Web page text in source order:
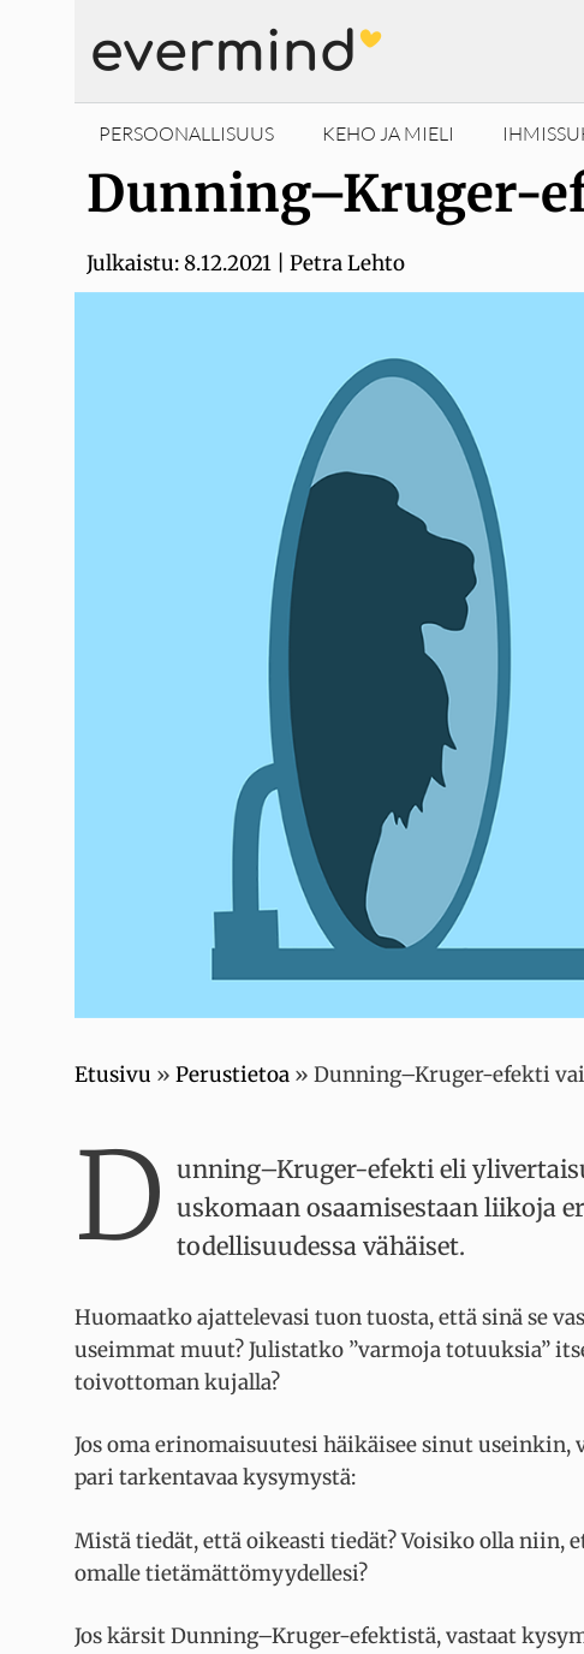
sisältöön
PERSOONALLISUUS KEHO JA MIELI
Dunning–Kruger-
Julkaistu:8.12.2021 Petra Lehto
Etusivu » Perustietoa » Dunning–Kruger-efekti
D unning–Kruger-efekti eli
uskomaan osaamisestaan liikoja
todellisuudessa vähäiset.
Huomaatko ajattelevasi tuon tuosta, että sinä se
useimmat muut? Julistatko ”varmoja totuuksia”
toivottoman kujalla?
Jos oma erinomaisuutesi häikäisee sinut
pari tarkentavaa kysymystä:
Mistä tiedät, että oikeasti tiedät? Voisiko olla niin,
omalle tietämättömyydellesi?
Jos kärsit Dunning–Kruger-efektistä, vastaat